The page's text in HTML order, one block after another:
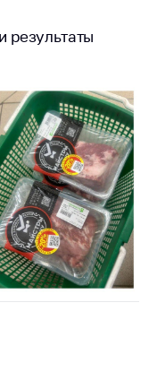
результаты